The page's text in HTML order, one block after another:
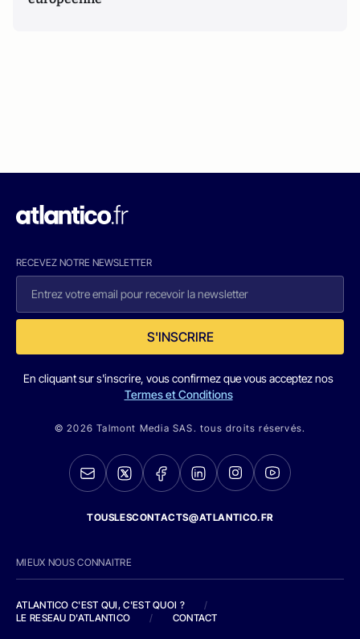
RECEVEZ NOTRE NEWSLETTER
S'INSCRIRE
En cliquant sur s'inscrire, vous confirmez que vous acceptez nos
Termes et Conditions
© 2026 Talmont Media SAS. tous droits réservés.
TOUSLESCONTACTS@ATLANTICO.FR
MIEUX NOUS CONNAITRE
ATLANTICO C'EST QUI, C'EST QUOI ?
/
LE RESEAU D'ATLANTICO
/ CONTACT